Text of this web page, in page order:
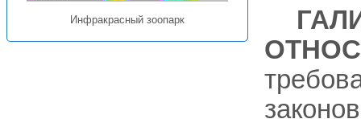
Инфракрасный зоопарк